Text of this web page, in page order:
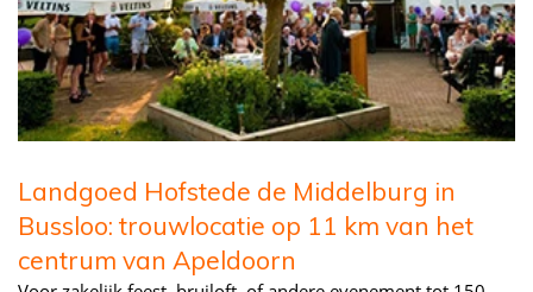
Landgoed Hofstede de Middelburg in
Bussloo: trouwlocatie op 11 km van het
centrum van Apeldoorn